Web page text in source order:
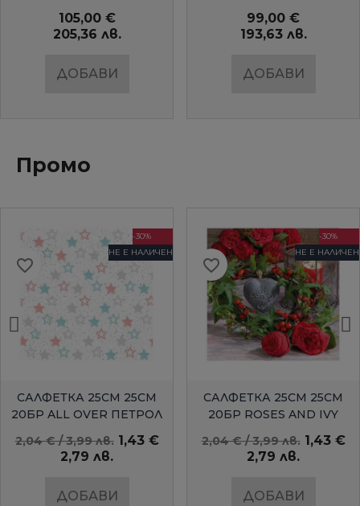
105,00 €
205,36 лв.
ДОБАВИ
99,00 €
193,63 лв.
ДОБАВИ
Промо
БЪРЗ ПРЕГЛЕД
-30%
НЕ Е НАЛИЧЕН
САЛФЕТКА 25СМ 25СМ
20БР ALL OVER ПЕТРОЛ
2,04 € / 3,99 лв. 1,43 €
2,79 лв.
ДОБАВИ
favorite_border
БЪРЗ ПРЕГЛЕД
-30%
НЕ Е НАЛИЧЕН
САЛФЕТКА 25СМ 25СМ
20БР ROSES AND IVY
AMBIENTE
2,04 € / 3,99 лв. 1,43 €
2,79 лв.
ДОБАВИ
favorite_border